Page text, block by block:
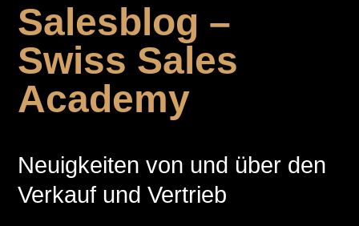
Salesblog –
Swiss Sales
Academy
Neuigkeiten von und über den
Verkauf und Vertrieb